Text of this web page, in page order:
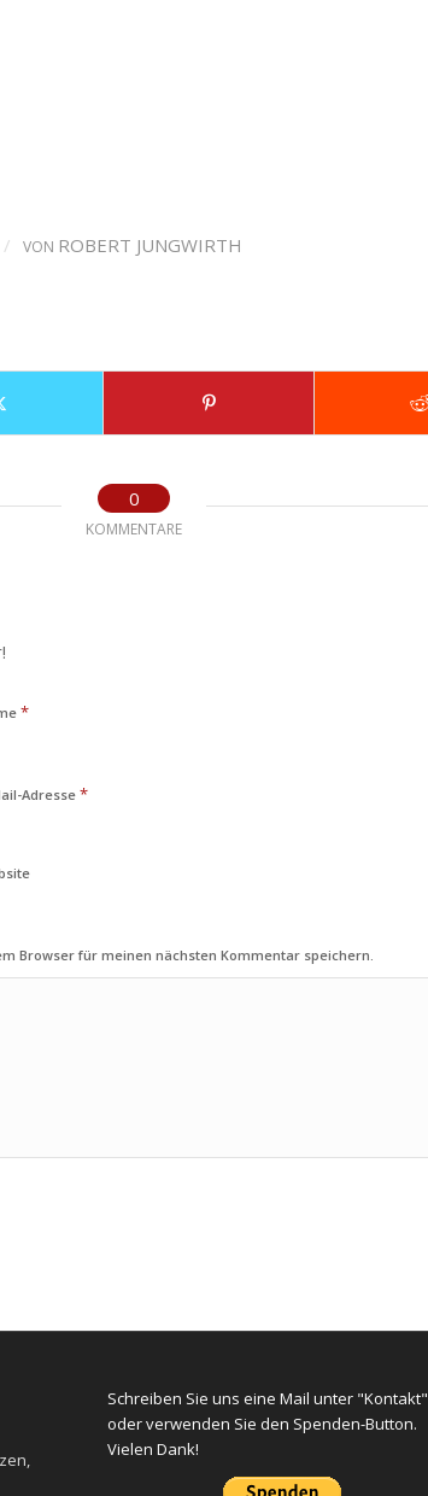
/ VON ROBERT JUNGWIRTH
0
KOMMENTARE
*
Adresse*
Browser für meinen nächsten Kommentar speichern.
Schreiben Sie uns eine Mail unter "Kontakt"
oder verwenden Sie den Spenden-Button.
Vielen Dank!